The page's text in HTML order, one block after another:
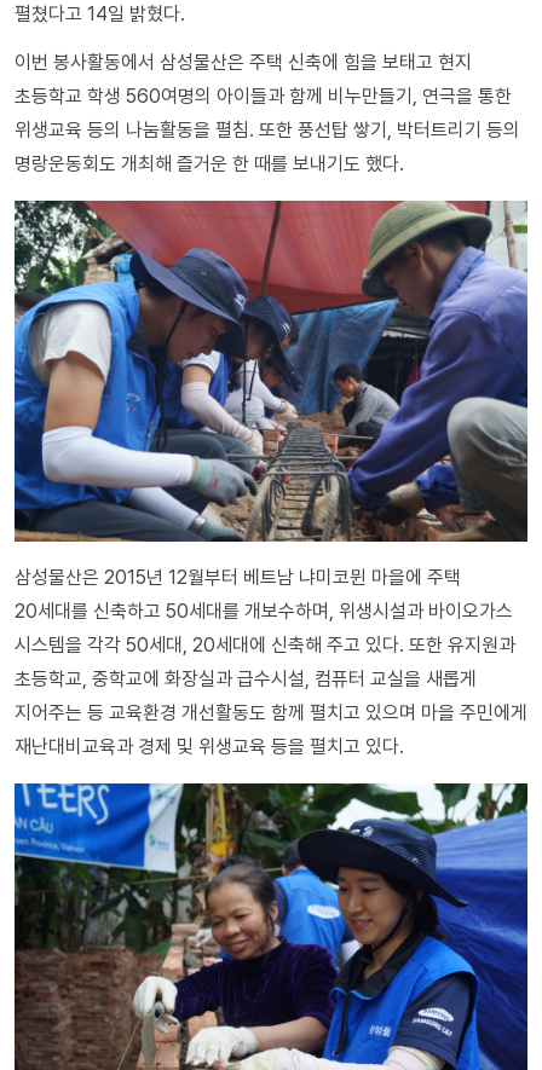
펼쳤다고 14일 밝혔다.
이번 봉사활동에서 삼성물산은 주택 신축에 힘을 보태고 현지
초등학교 학생 560여명의 아이들과 함께 비누만들기, 연극을 통한
위생교육 등의 나눔활동을 펼침. 또한 풍선탑 쌓기, 박터트리기 등의
명랑운동회도 개최해 즐거운 한 때를 보내기도 했다.
삼성물산은 2015년 12월부터 베트남 냐미코뮌 마을에 주택
20세대를 신축하고 50세대를 개보수하며, 위생시설과 바이오가스
시스템을 각각 50세대, 20세대에 신축해 주고 있다. 또한 유지원과
초등학교, 중학교에 화장실과 급수시설, 컴퓨터 교실을 새롭게
지어주는 등 교육환경 개선활동도 함께 펼치고 있으며 마을 주민에게
재난대비교육과 경제 및 위생교육 등을 펼치고 있다.